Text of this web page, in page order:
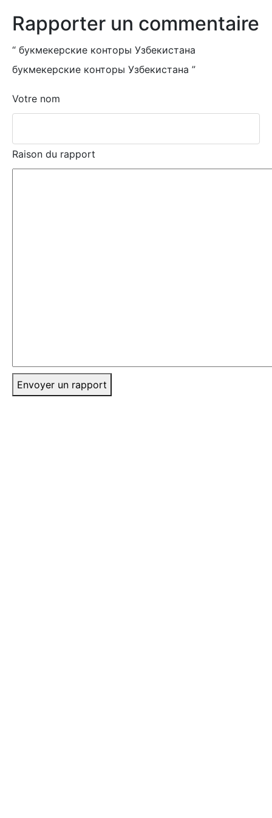
Rapporter un commentaire
“ букмекерские конторы Узбекистана
букмекерские конторы Узбекистана ”
Votre nom
Raison du rapport
Envoyer un rapport